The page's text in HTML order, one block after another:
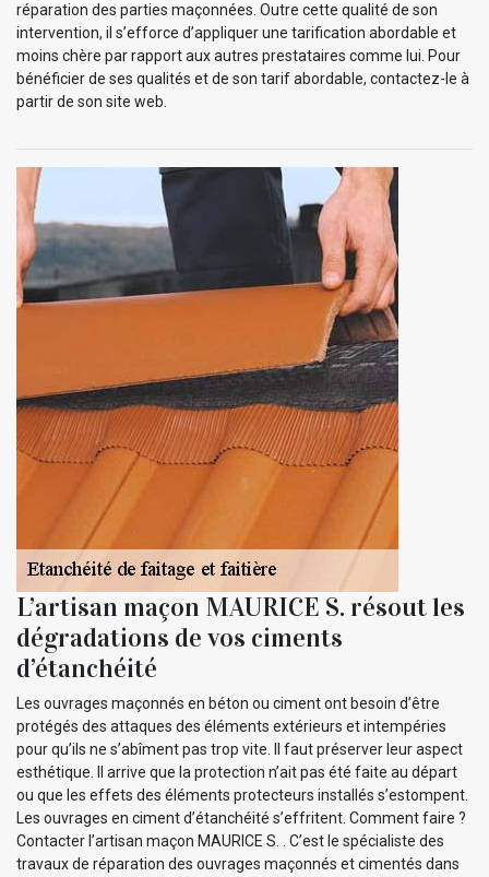
réparation des parties maçonnées. Outre cette qualité de son
intervention, il s’efforce d’appliquer une tarification abordable et
moins chère par rapport aux autres prestataires comme lui. Pour
bénéficier de ses qualités et de son tarif abordable, contactez-le à
partir de son site web.
L’artisan maçon MAURICE S. résout les
dégradations de vos ciments
d’étanchéité
Les ouvrages maçonnés en béton ou ciment ont besoin d’être
protégés des attaques des éléments extérieurs et intempéries
pour qu’ils ne s’abîment pas trop vite. Il faut préserver leur aspect
esthétique. Il arrive que la protection n’ait pas été faite au départ
ou que les effets des éléments protecteurs installés s’estompent.
Les ouvrages en ciment d’étanchéité s’effritent. Comment faire ?
Contacter l’artisan maçon MAURICE S. . C’est le spécialiste des
travaux de réparation des ouvrages maçonnés et cimentés dans